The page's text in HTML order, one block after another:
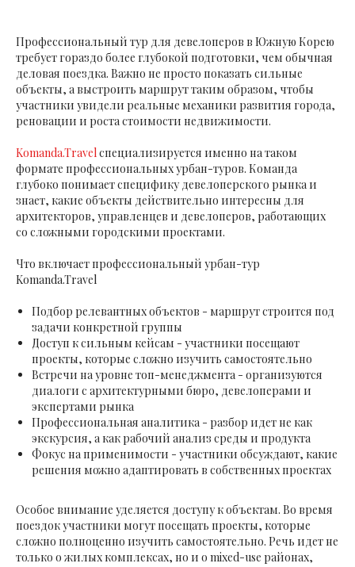
Профессиональный тур для девелоперов в Южную Корею
требует гораздо более глубокой подготовки, чем обычная
деловая поездка. Важно не просто показать сильные
объекты, а выстроить маршрут таким образом, чтобы
участники увидели реальные механики развития города,
реновации и роста стоимости недвижимости.
Komanda.Travel специализируется именно на таком
формате профессиональных урбан-туров. Команда
глубоко понимает специфику девелоперского рынка и
знает, какие объекты действительно интересны для
архитекторов, управленцев и девелоперов, работающих
со сложными городскими проектами.
Что включает профессиональный урбан-тур
Komanda.Travel
Подбор релевантных объектов - маршрут строится под
задачи конкретной группы
Доступ к сильным кейсам - участники посещают
проекты, которые сложно изучить самостоятельно
Встречи на уровне топ-менеджмента - организуются
диалоги с архитектурными бюро, девелоперами и
экспертами рынка
Профессиональная аналитика - разбор идет не как
экскурсия, а как рабочий анализ среды и продукта
Фокус на применимости - участники обсуждают, какие
решения можно адаптировать в собственных проектах
Особое внимание уделяется доступу к объектам. Во время
поездок участники могут посещать проекты, которые
сложно полноценно изучить самостоятельно. Речь идет не
только о жилых комплексах, но и о mixed-use районах,